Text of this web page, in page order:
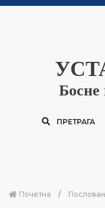
Босне
ПРЕТРАГА
Почетна